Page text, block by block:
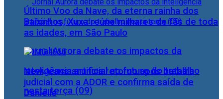
Jornal Aurora debate os impactos da
inteligência artificial no futuro do trabalho
nesta terça (09)
Último Voo da Nave, da eterna rainha dos
Baixinhos, Xuxa reúne milhares de fãs de toda
as idades, em São Paulo
NewJeans anuncia retorno após batalha
judicial com a ADOR e confirma saída de
Danielle